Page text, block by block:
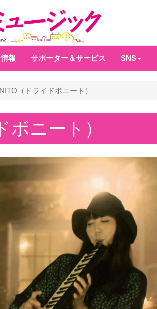
報 サポーター＆サービス SNS
（ドライドボニート）
ニート）